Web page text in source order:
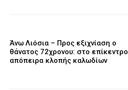
Άνω Λιόσια – Προς εξιχνίαση ο
θάνατος 72χρονου: στο επίκεντρο
απόπειρα κλοπής καλωδίων